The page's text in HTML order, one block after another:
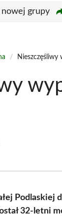
nowej grupy
/ Nieszczęśliwy
Podlaskiej
32-letni